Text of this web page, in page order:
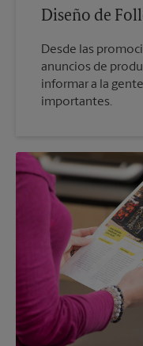
Diseño de
Desde las
anuncios de
informar a la
importantes.